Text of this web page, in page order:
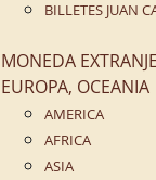
BILLETES JUAN
MONEDA
EUROPA, OCEANIA
AMERICA
AFRICA
ASIA